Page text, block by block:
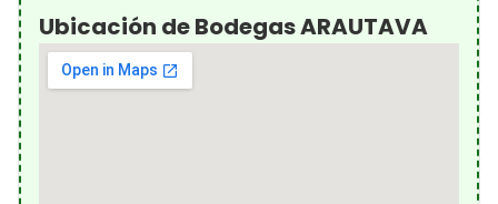
Ubicación de Bodegas ARAUTAVA